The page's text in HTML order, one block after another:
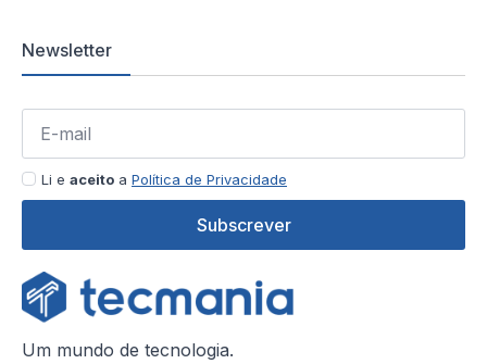
Newsletter
Li e aceito a Política de Privacidade
Subscrever
Um mundo de tecnologia.